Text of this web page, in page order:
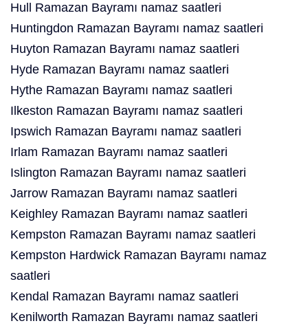
Hull Ramazan Bayramı namaz saatleri
Huntingdon Ramazan Bayramı namaz saatleri
Huyton Ramazan Bayramı namaz saatleri
Hyde Ramazan Bayramı namaz saatleri
Hythe Ramazan Bayramı namaz saatleri
Ilkeston Ramazan Bayramı namaz saatleri
Ipswich Ramazan Bayramı namaz saatleri
Irlam Ramazan Bayramı namaz saatleri
Islington Ramazan Bayramı namaz saatleri
Jarrow Ramazan Bayramı namaz saatleri
Keighley Ramazan Bayramı namaz saatleri
Kempston Ramazan Bayramı namaz saatleri
Kempston Hardwick Ramazan Bayramı namaz
saatleri
Kendal Ramazan Bayramı namaz saatleri
Kenilworth Ramazan Bayramı namaz saatleri